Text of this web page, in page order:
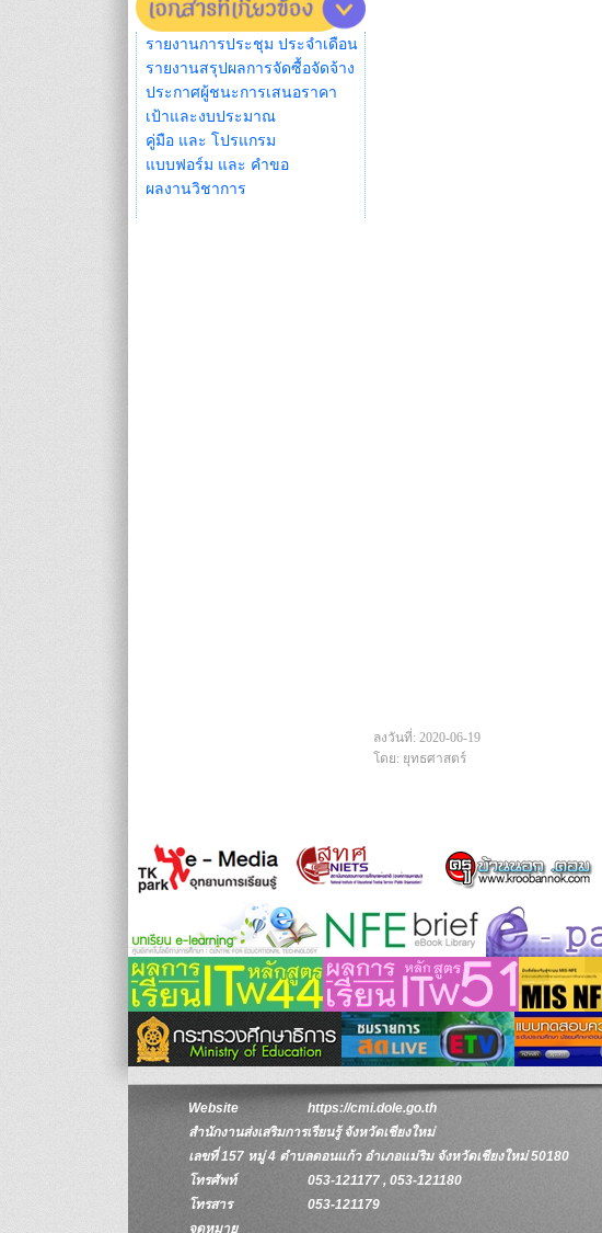
รายงานการประชุม ประจำเดือน
รายงานสรุปผลการจัดซื้อจัดจ้าง
ประกาศผู้ชนะการเสนอราคา
เป้าและงบประมาณ
คู่มือ และ โปรแกรม
แบบฟอร์ม และ คำขอ
ผลงานวิชาการ
ลงวันที่: 2020-06-19
โดย: ยุทธศาสตร์
Website
https://cmi.dole.go.th
สำนักงานส่งเสริมการเรียนรู้ จังหวัดเชียงใหม่
เลขที่ 157 หมู่ 4 ตำบลดอนแก้ว อำเภอแม่ริม จังหวัดเชียงใหม่ 50180
โทรศัพท์
053-121177 , 053-121180
โทรสาร
053-121179
จดหมาย